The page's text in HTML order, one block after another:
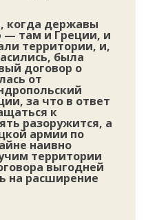
когда державы
— там и Греции, и
территории, и,
была
договор о
от
за что в ответ
к
разоружится, а
армии по
наивно
территории
выгодней
на расширение